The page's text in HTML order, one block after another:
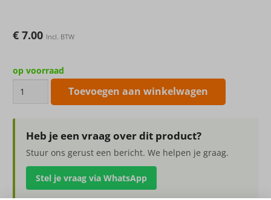
€ 7.00 Incl. BTW
op voorraad
kunstbloem
Frangipani
(plumeria)
73cm
aantal
Toevoegen aan winkelwagen
Heb je een vraag over dit product?
Stuur ons gerust een bericht. We helpen je graag.
Stel je vraag via WhatsApp